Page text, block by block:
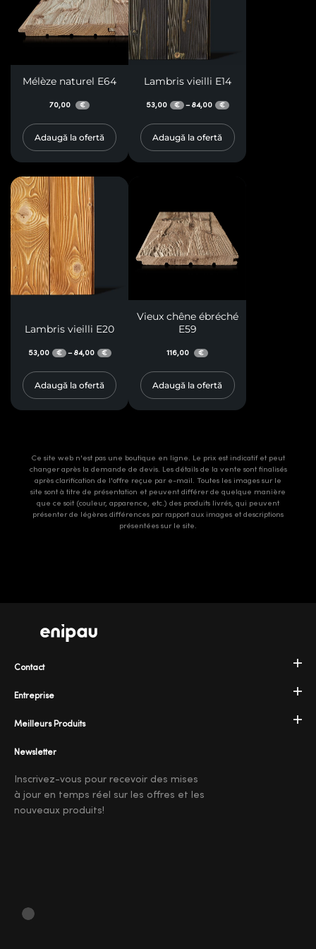
Mélèze naturel E64
70,00 €
Adaugă la ofertă
Lambris vieilli E14
53,00 € – 84,00 €
Adaugă la ofertă
Lambris vieilli E20
53,00 € – 84,00 €
Adaugă la ofertă
Vieux chêne ébréché
E59
116,00 €
Adaugă la ofertă
Ce site web n'est pas une boutique en ligne. Le prix est indicatif et peut
changer après la demande de devis. Les détails de la vente sont finalisés
après clarification de l'offre reçue par e-mail. Toutes les images sur le
site sont à titre de présentation et peuvent différer de quelque manière
que ce soit (couleur, apparence, etc.) des produits livrés, qui peuvent
présenter de légères différences par rapport aux images et descriptions
présentées sur le site.
Entreprise
Meilleurs Produits
Contact
Newsletter
Inscrivez-vous pour recevoir des mises
à jour en temps réel sur les offres et les
nouveaux produits!